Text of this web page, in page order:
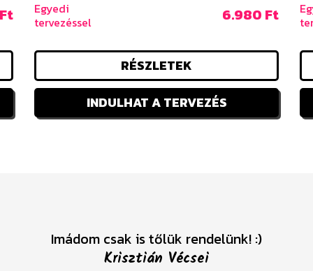
Egyedi
tervezéssel
6.980 Ft
RÉSZLETEK
INDULHAT A TERVEZÉS
Imádom csak is tőlük rendelünk! :)
Krisztián Vécsei